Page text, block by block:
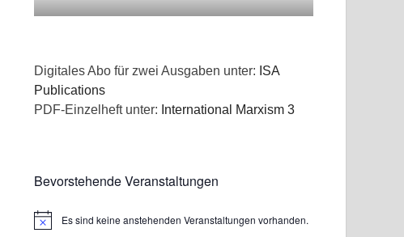
Digitales Abo für zwei Ausgaben unter: ISA
Publications
PDF-Einzelheft unter: International Marxism 3
Bevorstehende Veranstaltungen
HinweisEs sind keine anstehenden Veranstaltungen vorhanden.